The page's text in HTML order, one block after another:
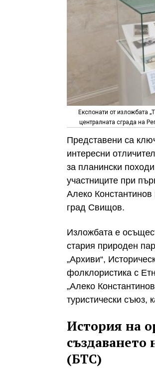
Експонати от изложбата
централната сграда на
Представени са
интересни
за планински
участниците при
Алеко Константинов
град Свищов.
Изложбата е
стария природен
„Архиви“,
фолклористика с
„Алеко
туристически съюз,
История на
създаването
(БТС)